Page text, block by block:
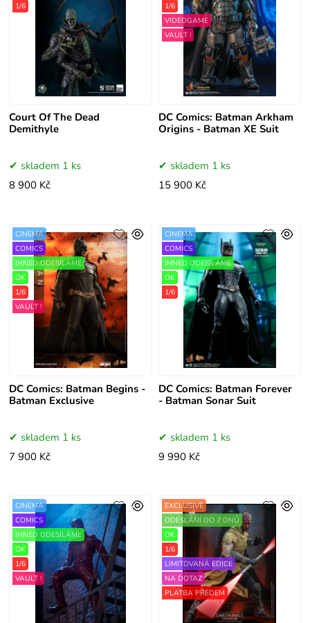
Court Of The Dead
Demithyle
1/6
skladem 1 ks
8 900 Kč
DC Comics: Batman Arkham
Origins - Batman XE Suit
1/6
VIDEOGAME
VAULT !
skladem 1 ks
15 900 Kč
DC Comics: Batman Begins -
Batman Exclusive
CINEMA
COMICS
IHNED ODESÍLÁME
OK
1/6
VAULT !
skladem 1 ks
7 900 Kč
DC Comics: Batman Forever
- Batman Sonar Suit
CINEMA
COMICS
IHNED ODESÍLÁME
OK
1/6
skladem 1 ks
9 990 Kč
CINEMA
COMICS
IHNED ODESÍLÁME
OK
1/6
VAULT !
EXCLUSIVE
ODESLÁNÍ DO 7 DNŮ
OK
1/6
LIMITOVANÁ EDICE
NA DOTAZ
PLATBA PŘEDEM